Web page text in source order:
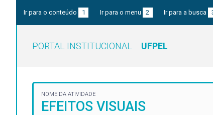
Ir para o conteúdo 1 Ir para o menu 2 Ir para a busca
PORTAL INSTITUCIONAL UFPEL
NOME DA ATIVIDADE
EFEITOS VISUAIS